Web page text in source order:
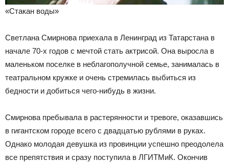
«Стакан воды»
Светлана Смирнова приехала в Ленинград из Татарстана в
начале 70-х годов с мечтой стать актрисой. Она выросла в
маленьком поселке в неблагополучной семье, занималась в
театральном кружке и очень стремилась выбиться из
бедности и добиться чего-нибудь в жизни.
Смирнова пребывала в растерянности и тревоге, оказавшись
в гигантском городе всего с двадцатью рублями в руках.
Однако молодая девушка из провинции успешно преодолела
все препятствия и сразу поступила в ЛГИТМиК. Окончив